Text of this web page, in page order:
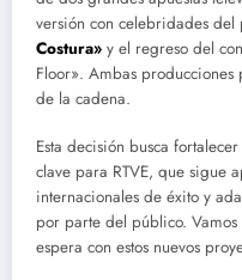
versión con celebridades
Costura» y el regreso del
Floor». Ambas
de la cadena.
Esta decisión busca
clave para RTVE, que sigue
internacionales de éxito y
por parte del público.
espera con estos nuevos